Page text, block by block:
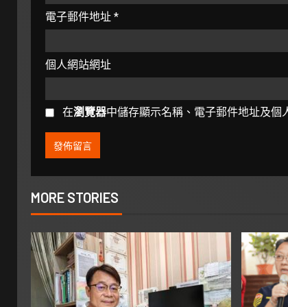
電子郵件地址 *
個人網站網址
在瀏覽器中儲存顯示名稱、電子郵件地址及個
MORE STORIES